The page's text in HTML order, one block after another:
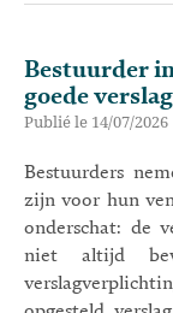
Bestuurder
goede
Publié le 14/07/2026
Bestuurders
zijn voor hun
onderschat: de
niet altijd